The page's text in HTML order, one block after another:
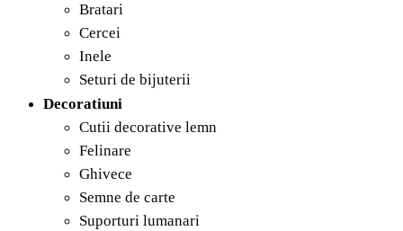
Bratari
Cercei
Inele
Seturi de bijuterii
Decoratiuni
Cutii decorative lemn
Felinare
Ghivece
Semne de carte
Suporturi lumanari